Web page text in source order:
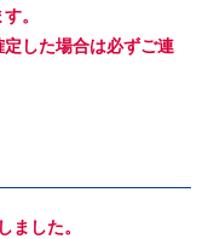
。
した場合は必ずご連
ました。